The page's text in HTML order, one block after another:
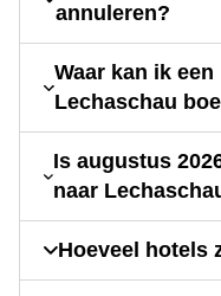
annuleren?
Waar kan ik
Lechaschau
Is augustus
naar
Hoeveel hotels